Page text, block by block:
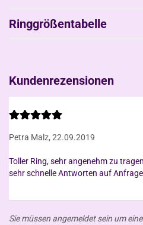
Ringgrößentabelle
Kundenrezensionen
Petra Malz, 22.09.2019
Toller Ring, sehr angenehm zu
Sie müssen angemeldet sein um